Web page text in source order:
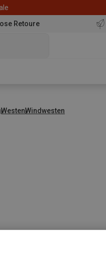
Retoure
WestenWindwesten